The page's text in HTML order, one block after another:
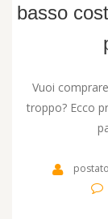
basso
Vuoi
troppo? Ecco